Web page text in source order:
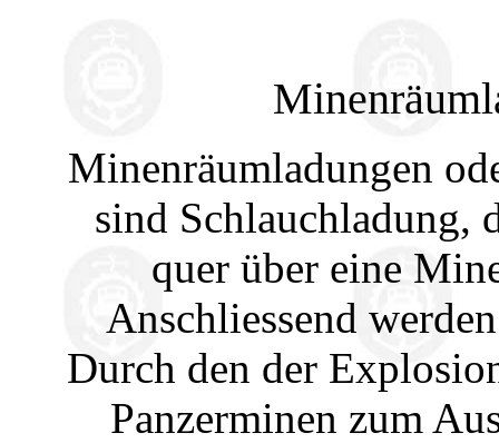
Minenräumladungen
sind Schlauchladung,
quer über eine
Anschliessend
Durch den der
Panzerminen zum